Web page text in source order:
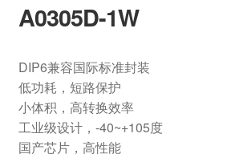
A0305D-1W
DIP6兼容国际标准封装
低功耗，短路保护
小体积，高转换效率
工业级设计，-40~+105度
国产芯片，高性能